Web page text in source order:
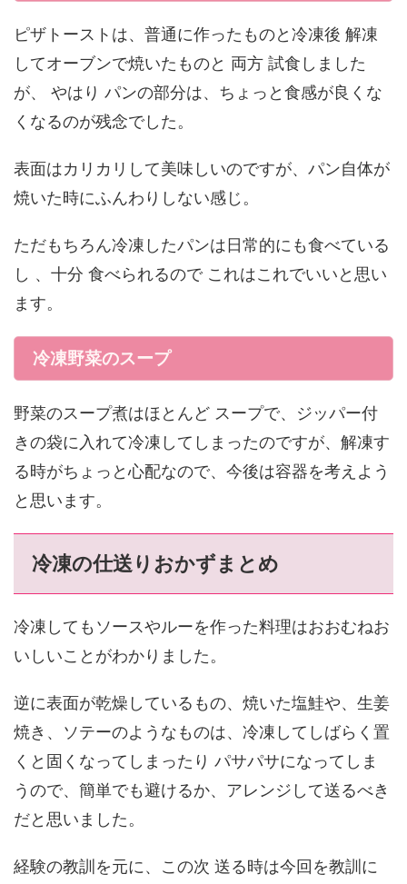
ピザトーストは、普通に作ったものと冷凍後 解凍
してオーブンで焼いたものと 両方 試食しました
が、 やはり パンの部分は、ちょっと食感が良くな
くなるのが残念でした。
表面はカリカリして美味しいのですが、パン自体が
焼いた時にふんわりしない感じ。
ただもちろん冷凍したパンは日常的にも食べている
し 、十分 食べられるので これはこれでいいと思い
ます。
冷凍野菜のスープ
野菜のスープ煮はほとんど スープで、ジッパー付
きの袋に入れて冷凍してしまったのですが、解凍す
る時がちょっと心配なので、今後は容器を考えよう
と思います。
冷凍の仕送りおかずまとめ
冷凍してもソースやルーを作った料理はおおむねお
いしいことがわかりました。
逆に表面が乾燥しているもの、焼いた塩鮭や、生姜
焼き、ソテーのようなものは、冷凍してしばらく置
くと固くなってしまったり パサパサになってしま
うので、簡単でも避けるか、アレンジして送るべき
だと思いました。
経験の教訓を元に、この次 送る時は今回を教訓に